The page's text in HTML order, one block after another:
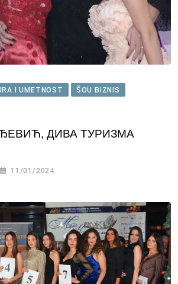
I UMETNOST ŠOU BIZNIS
ДИВА ТУРИЗМА
11/01/2024